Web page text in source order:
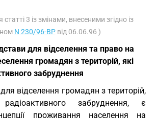
3 із змінами, внесеними згідно із
N 230/96-ВРвід 06.06.96 )
для відселення та право на
громадян з територій, які
забруднення
відселення громадян з територій,
забруднення, є
проживання населення на